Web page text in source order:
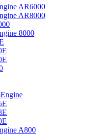
AR6000
AR8000
8000
A800